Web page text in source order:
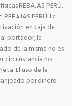
REBAJAS PERÚ.
PERÚ. La
en caja de
al portador, la
de la misma no es
circunstancia no
El uso de la
por dinero